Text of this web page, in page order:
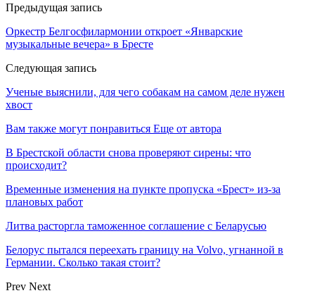
Предыдущая запись
Оркестр Белгосфилармонии откроет «Январские
музыкальные вечера» в Бресте
Следующая запись
Ученые выяснили, для чего собакам на самом деле нужен
хвост
Вам также могут понравиться Еще от автора
В Брестской области снова проверяют сирены: что
происходит?
Временные изменения на пункте пропуска «Брест» из-за
плановых работ
Литва расторгла таможенное соглашение с Беларусью
Белорус пытался переехать границу на Volvo, угнанной в
Германии. Сколько такая стоит?
Prev Next